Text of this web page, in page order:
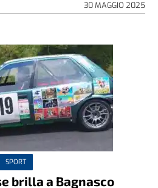
30 MAGGIO 2025
SPORT
brilla a Bagnasco